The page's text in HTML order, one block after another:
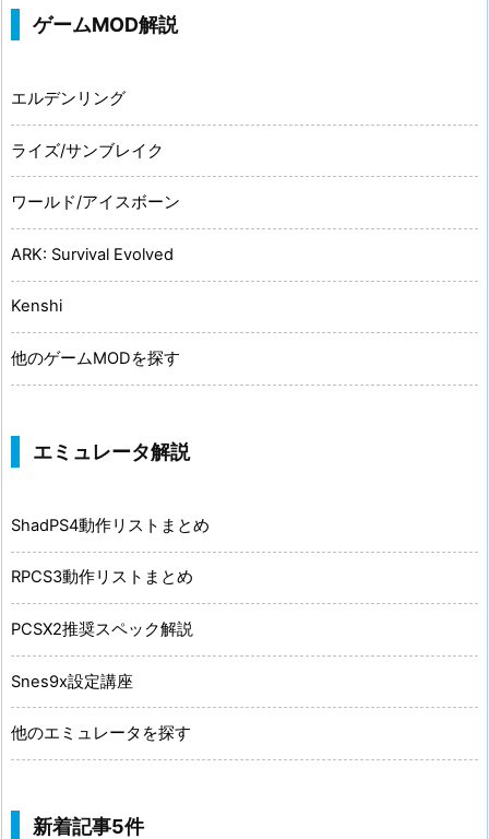
ゲームMOD解説
エルデンリング
ライズ/サンブレイク
ワールド/アイスボーン
ARK: Survival Evolved
Kenshi
他のゲームMODを探す
エミュレータ解説
ShadPS4動作リストまとめ
RPCS3動作リストまとめ
PCSX2推奨スペック解説
Snes9x設定講座
他のエミュレータを探す
新着記事5件